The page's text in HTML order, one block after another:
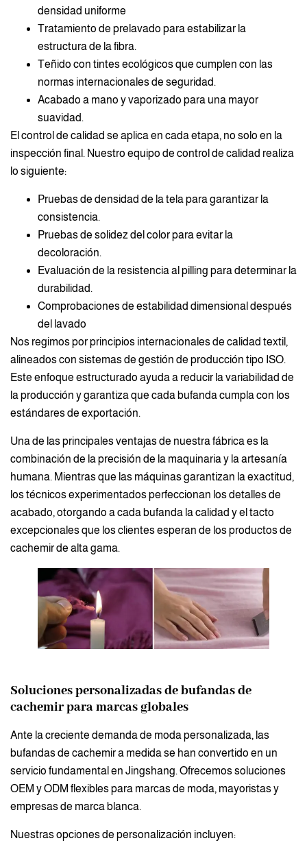
densidad uniforme
Tratamiento de prelavado para estabilizar la
estructura de la fibra.
Teñido con tintes ecológicos que cumplen con las
normas internacionales de seguridad.
Acabado a mano y vaporizado para una mayor
suavidad.
El control de calidad se aplica en cada etapa, no solo en la
inspección final. Nuestro equipo de control de calidad realiza
lo siguiente:
Pruebas de densidad de la tela para garantizar la
consistencia.
Pruebas de solidez del color para evitar la
decoloración.
Evaluación de la resistencia al pilling para determinar la
durabilidad.
Comprobaciones de estabilidad dimensional después
del lavado
Nos regimos por principios internacionales de calidad textil,
alineados con sistemas de gestión de producción tipo ISO.
Este enfoque estructurado ayuda a reducir la variabilidad de
la producción y garantiza que cada bufanda cumpla con los
estándares de exportación.
Una de las principales ventajas de nuestra fábrica es la
combinación de la precisión de la maquinaria y la artesanía
humana. Mientras que las máquinas garantizan la exactitud,
los técnicos experimentados perfeccionan los detalles de
acabado, otorgando a cada bufanda la calidad y el tacto
excepcionales que los clientes esperan de los productos de
cachemir de alta gama.
Soluciones personalizadas de bufandas de
cachemir para marcas globales
Ante la creciente demanda de moda personalizada, las
bufandas de cachemir a medida se han convertido en un
servicio fundamental en Jingshang. Ofrecemos soluciones
OEM y ODM flexibles para marcas de moda, mayoristas y
empresas de marca blanca.
Nuestras opciones de personalización incluyen: